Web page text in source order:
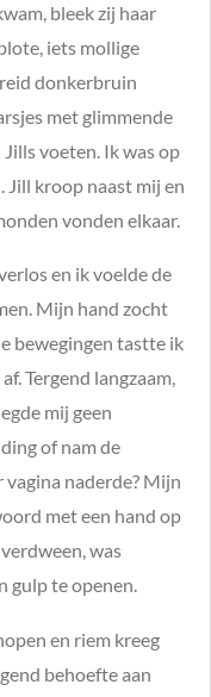
bleek zij haar
iets mollige
donkerbruin
met glimmende
voeten. Ik was op
Jill kroop naast mij en
vonden elkaar.
en ik voelde de
Mijn hand zocht
bewegingen tastte ik
Tergend langzaam,
mij geen
of nam de
naderde? Mijn
met een hand op
was
gulp te openen.
en riem kreeg
behoefte aan